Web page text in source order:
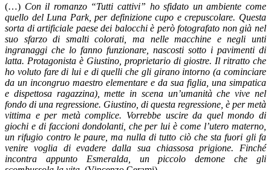
(…) Con il romanzo “Tutti cattivi” ho sfidato un ambiente come
quello del Luna Park, per definizione cupo e crepuscolare. Questa
sorta di artificiale paese dei balocchi è però fotografato non già nel
suo sfarzo di smalti colorati, ma nelle macchine e negli unti
ingranaggi che lo fanno funzionare, nascosti sotto i pavimenti di
latta. Protagonista è Giustino, proprietario di giostre. Il ritratto che
ho voluto fare di lui e di quelli che gli girano intorno (a cominciare
da un incongruo maestro elementare e da sua figlia, una simpatica
e dispettosa ragazzina), mette in scena un’umanità che vive nel
fondo di una regressione. Giustino, di questa regressione, è per metà
vittima e per metà complice. Vorrebbe uscire da quel mondo di
giochi e di faccioni dondolanti, che per lui è come l’utero materno,
un rifugio contro le paure, ma nulla di tutto ciò che sta fuori gli fa
venire voglia di evadere dalla sua chiassosa prigione. Finché
incontra appunto Esmeralda, un piccolo demone che gli